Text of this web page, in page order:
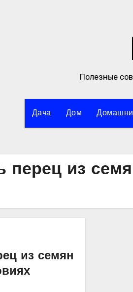
Полезные
Дача Дом
перец из
из семян